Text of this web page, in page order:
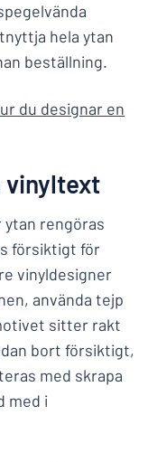
hela ytan
beställning.
du designar en
vinyltext
rengöras
försiktigt för
vinyldesigner
använda tejp
sitter rakt
bort försiktigt,
med skrapa
med i